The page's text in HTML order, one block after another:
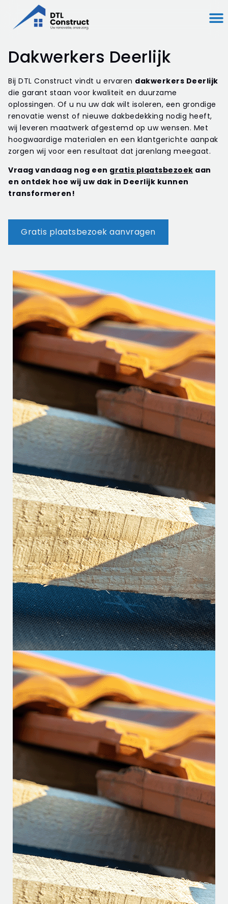
Dakwerkers Deerlijk
Bij DTL Construct vindt u ervaren dakwerkers Deerlijk
die garant staan voor kwaliteit en duurzame
oplossingen. Of u nu uw dak wilt isoleren, een grondige
renovatie wenst of nieuwe dakbedekking nodig heeft,
wij leveren maatwerk afgestemd op uw wensen. Met
hoogwaardige materialen en een klantgerichte aanpak
zorgen wij voor een resultaat dat jarenlang meegaat.
Vraag vandaag nog een gratis plaatsbezoek aan
en ontdek hoe wij uw dak in Deerlijk kunnen
transformeren!
Gratis plaatsbezoek aanvragen